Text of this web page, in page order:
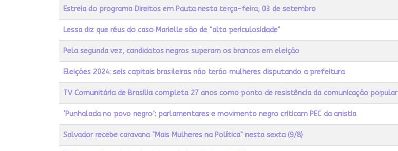
Estreia do programa Direitos em Pauta nesta terça-feira, 03 de setembro
Lessa diz que réus do caso Marielle são de "alta periculosidade"
Pela segunda vez, candidatos negros superam os brancos em eleição
Eleições 2024: seis capitais brasileiras não terão mulheres disputando a prefeitura
TV Comunitária de Brasília completa 27 anos como ponto de resistência da comunicação popular
‘Punhalada no povo negro’: parlamentares e movimento negro criticam PEC da anistia
Salvador recebe caravana "Mais Mulheres na Política" nesta sexta (9/8)